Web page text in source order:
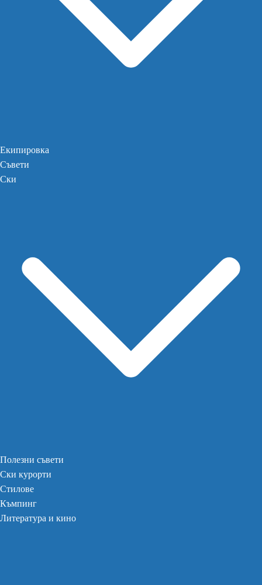
Екипировка
Съвети
Ски
Полезни съвети
Ски курорти
Стилове
Къмпинг
Литература и кино